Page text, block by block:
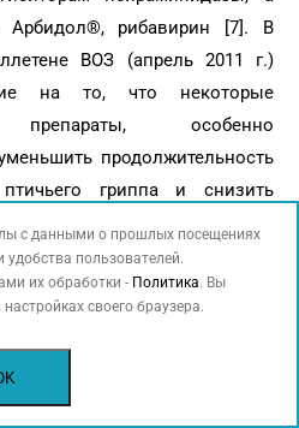
Арбидол®, рибавирин [7]. В
ВОЗ (апрель 2011 г.)
на то, что некоторые
препараты, особенно
продолжительность
гриппа и снизить
возможность
суточной дозы и
в случае тяжелого
образом, осельтамивир
препаратом выбора для
пандемического, так и
с данными о прошлых посещениях
удобства пользователей.
их обработки - Политика. Вы
своего браузера.